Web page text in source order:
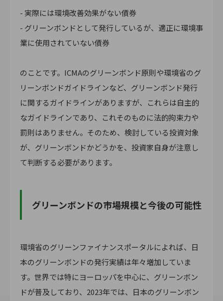
- 実際には環境改善効果がない債券
- グリーンボンドとして発行しているが、適正に環境事
業に使用されていない債券
のことです。ICMAのグリーンボンド原則や環境省のグ
リーンボンドガイドラインなど、グリーンボンド発行
に関するガイドラインがありますが、これらは自主的
なガイドラインであり、これそのものに法的拘束力や
罰則はありません。そのため、検討している投資対象
が、グリーンボンドかどうかを、投資家自身が注意し
て判断する必要があります。
グリーンボンドの市場規模と今後の可能性
環境省のグリーンファイナンスポータルによれば、日
本のグリーンボンドの発行実績は年々増加していま
す。世界では特にヨーロッパを中心に、グリーンボン
ドが普及しており、2023年では、日本のグリーンボン